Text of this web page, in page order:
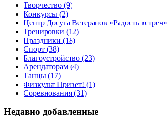
Творчество (9)
Конкурсы (2)
Центр Досуга Ветеранов «Радость встреч»
Тренировки (12)
Праздники (18)
Спорт (38)
Благоустройство (23)
Арендаторам (4)
Танцы (17)
Физкульт Привет! (1)
Соревнования (31)
Недавно добавленные